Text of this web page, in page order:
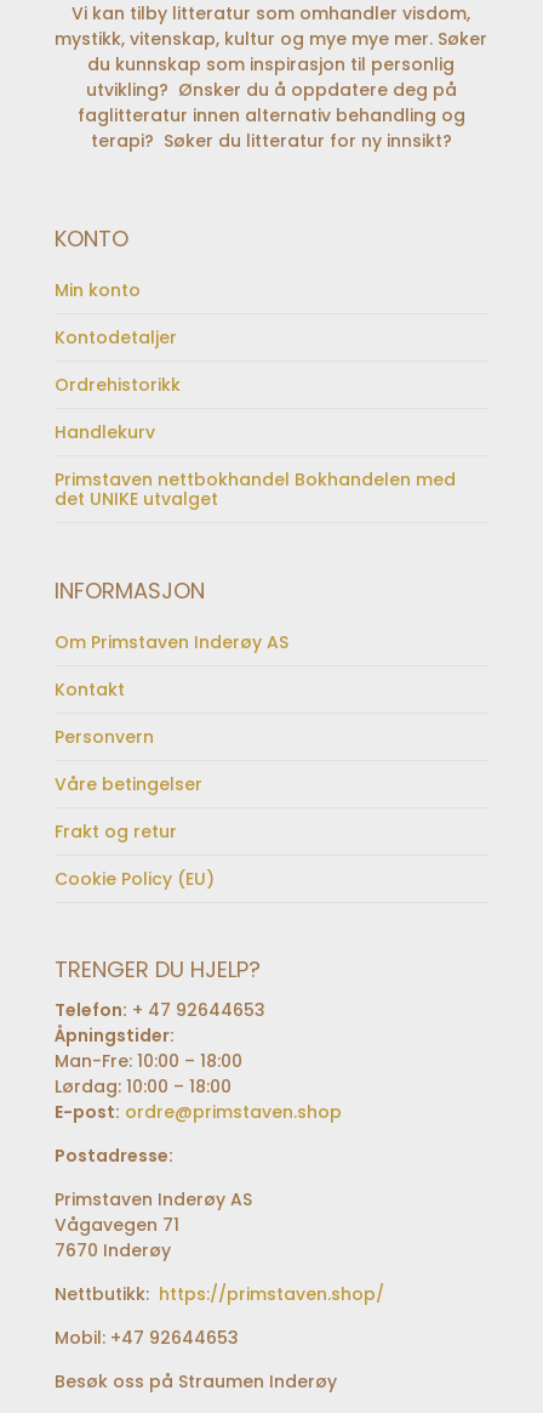
Vi kan tilby litteratur som omhandler visdom,
mystikk, vitenskap, kultur og mye mye mer. Søker
du kunnskap som inspirasjon til personlig
utvikling? Ønsker du å oppdatere deg på
faglitteratur innen alternativ behandling og
terapi? Søker du litteratur for ny innsikt?
KONTO
Min konto
Kontodetaljer
Ordrehistorikk
Handlekurv
Primstaven nettbokhandel Bokhandelen med
det UNIKE utvalget
INFORMASJON
Om Primstaven Inderøy AS
Kontakt
Personvern
Våre betingelser
Frakt og retur
Cookie Policy (EU)
TRENGER DU HJELP?
Telefon: + 47 92644653
Åpningstider:
Man-Fre: 10:00 – 18:00
Lørdag: 10:00 – 18:00
E-post: ordre@primstaven.shop
Postadresse:
Primstaven Inderøy AS
Vågavegen 71
7670 Inderøy
Nettbutikk: https://primstaven.shop/
Mobil: +47 92644653
Besøk oss på Straumen Inderøy